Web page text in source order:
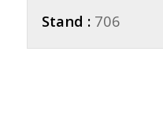
Stand : 706